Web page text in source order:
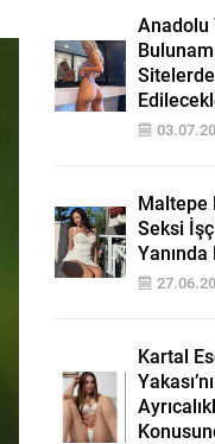
Anadolu
Maltepe
Seksi
Kartal